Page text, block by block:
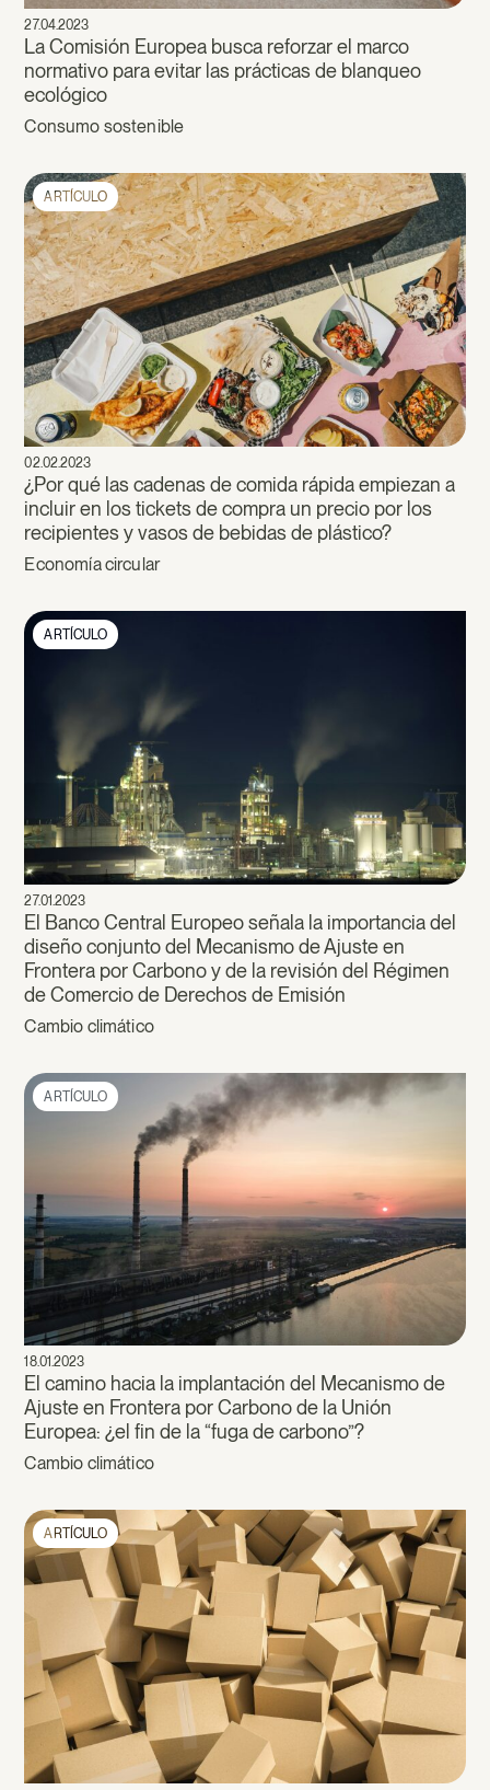
27.04.2023
La Comisión Europea busca reforzar el marco
normativo para evitar las prácticas de blanqueo
ecológico
Consumo sostenible
ARTÍCULO
02.02.2023
¿Por qué las cadenas de comida rápida empiezan a
incluir en los tickets de compra un precio por los
recipientes y vasos de bebidas de plástico?
Economía circular
ARTÍCULO
27.01.2023
El Banco Central Europeo señala la importancia del
diseño conjunto del Mecanismo de Ajuste en
Frontera por Carbono y de la revisión del Régimen
de Comercio de Derechos de Emisión
Cambio climático
ARTÍCULO
18.01.2023
El camino hacia la implantación del Mecanismo de
Ajuste en Frontera por Carbono de la Unión
Europea: ¿el fin de la “fuga de carbono”?
Cambio climático
ARTÍCULO